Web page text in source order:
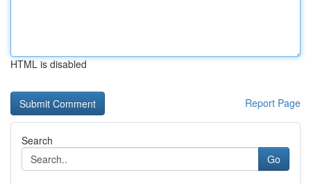
HTML is disabled
Report Page
Search
Go